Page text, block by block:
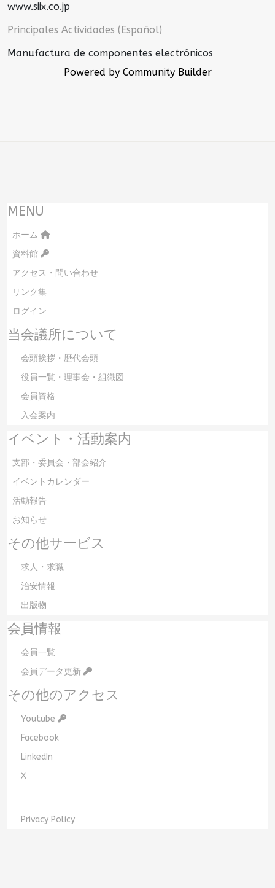
www.siix.co.jp
Principales Actividades (Español)
Manufactura de componentes electrónicos
Powered by Community Builder
MENU
ホーム
資料館
アクセス・問い合わせ
リンク集
ログイン
当会議所について
会頭挨拶・歴代会頭
役員一覧・理事会・組織図
会員資格
入会案内
イベント・活動案内
支部・委員会・部会紹介
イベントカレンダー
活動報告
お知らせ
その他サービス
求人・求職
治安情報
出版物
会員情報
会員一覧
会員データ更新
その他のアクセス
Youtube
Facebook
LinkedIn
X
Privacy Policy